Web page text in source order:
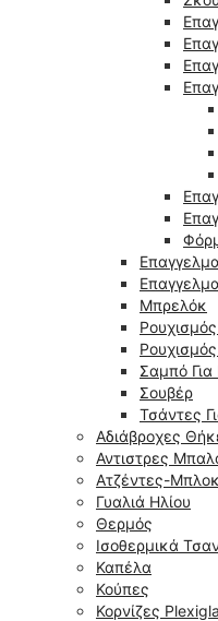
Μπρελόκ
Σαμπό Για
Σουβέρ
Τσάντες
Αδιάβροχες
Αντιστρες
Ατζέντες-
Γυαλιά Ηλίου
Θερμός
Ισοθερμικά
Καπέλα
Κούπες
Κορνίζες